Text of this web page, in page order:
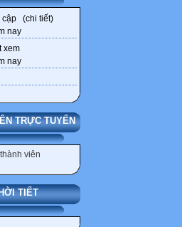
cập (chi tiết)
nay
xem
nay
TRỰC TUYẾN
viên
TIẾT